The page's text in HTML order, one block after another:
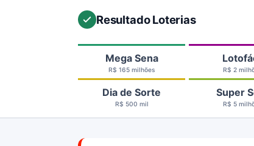
Resultado Loterias
Mega Sena
R$ 165 milhões R$ 2
Dia de Sorte
R$ 500 mil
Super
R$ 5